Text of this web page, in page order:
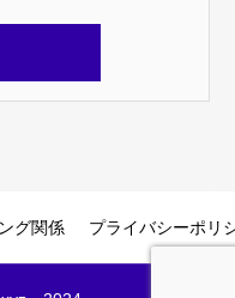
グ関係 プライバシーポリ